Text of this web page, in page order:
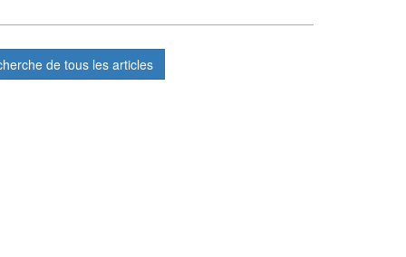
de tous les articles